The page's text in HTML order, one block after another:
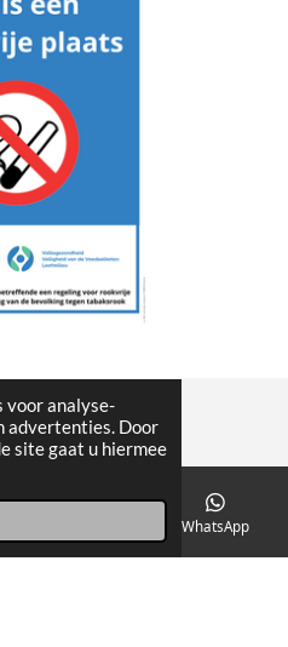
voor analyse-
advertenties. Door
site gaat u hiermee
WhatsApp